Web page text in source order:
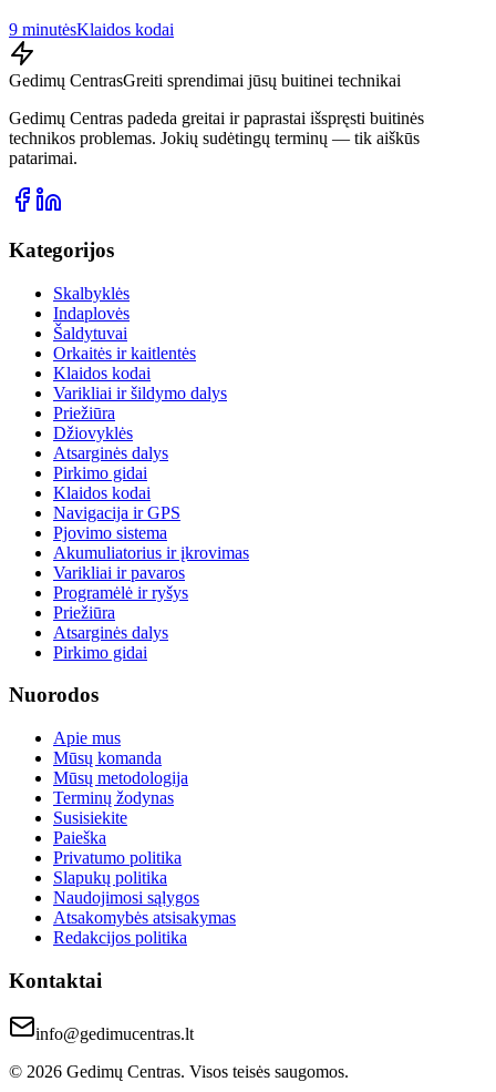
9 minutėsKlaidos kodai
Gedimų CentrasGreiti sprendimai jūsų buitinei technikai
Gedimų Centras padeda greitai ir paprastai išspręsti buitinės
technikos problemas. Jokių sudėtingų terminų — tik aiškūs
patarimai.
Kategorijos
Skalbyklės
Indaplovės
Šaldytuvai
Orkaitės ir kaitlentės
Klaidos kodai
Varikliai ir šildymo dalys
Priežiūra
Džiovyklės
Atsarginės dalys
Pirkimo gidai
Klaidos kodai
Navigacija ir GPS
Pjovimo sistema
Akumuliatorius ir įkrovimas
Varikliai ir pavaros
Programėlė ir ryšys
Priežiūra
Atsarginės dalys
Pirkimo gidai
Nuorodos
Apie mus
Mūsų komanda
Mūsų metodologija
Terminų žodynas
Susisiekite
Paieška
Privatumo politika
Slapukų politika
Naudojimosi sąlygos
Atsakomybės atsisakymas
Redakcijos politika
Kontaktai
info@gedimucentras.lt
© 2026 Gedimų Centras. Visos teisės saugomos.